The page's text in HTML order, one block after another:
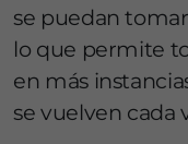
se puedan
lo que permite
en más
se vuelven cada